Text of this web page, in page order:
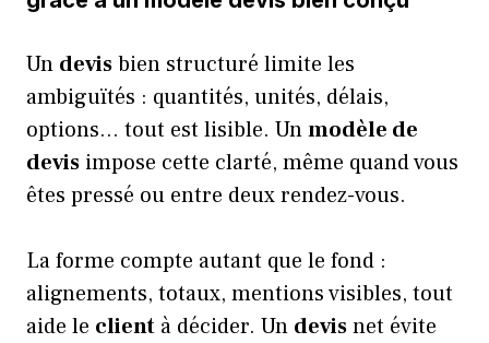
Un devisbien structuré limite les
ambiguïtés : quantités, unités, délais,
options… tout est lisible. Unmodèle de
devis impose cette clarté, même quand vous
êtes pressé ou entre deux rendez-vous.
La forme compte autant que le fond :
alignements, totaux, mentions visibles, tout
aide le client à décider. Un devisnet évite